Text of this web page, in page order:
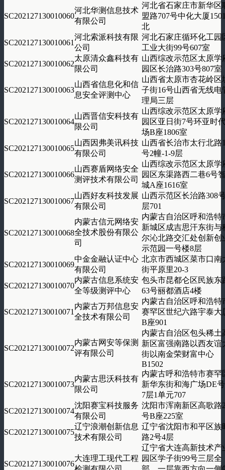
SC202127130010060
河北华测信息技术
有限公司
河北省石家庄市新华区
盟路707号中化大厦
北
SC202127130010061
河北索派科技有限
公司
河北石家庄循环化工园
工业大街99号607室
SC202127130010062
太原清众鑫科技有
限公司
山西综改示范区太原学
园区长治路303号807室
SC202127130010063
山西省信息化和信
息安全评测中心
山西省太原市杏花岭区
子街16号山西省无线电
理局三层
SC202127130010064
山西晋信安科技有
限公司
山西综改示范区太原学
园区亚日街7号环亚时
场B座1806室
SC202127130010065
山西因弗美讯科技
有限公司
山西省长治市太行北路
号2幢-1-9层
SC202127130010066
山西赛盾网络安全
测评技术有限公司
山西综改示范区太原学
园区东渠路西二巷6号
城A座1616室
SC202127130010067
山西好友科技发展
有限公司
山西示范区长治路308
层701
SC202127130010068
内蒙古信元网络安
全技术股份有限公
司
内蒙古自治区呼和浩特
新城区成吉思汗东街与
尔沁北路交汇处创新创
示范园一号楼8层
SC202127130010069
中金金融认证中心
有限公司
北京市西城区菜市口南
街平原里20-3
SC202127130010070
内蒙古信息系统安
全等级测评中心
包头市昆都仑区民族东
63号丽都酒店4楼
SC202127130010071
内蒙古万邦信息安
全技术有限公司
内蒙古自治区呼和浩特
赛罕区世纪六路宇泰大
B座901
SC202127130010072
内蒙古网安等保测
评有限公司
内蒙古自治区包头稀土
新区富强南路以西友谊
街以南金荣财富中心
B1502
SC202127130010073
内蒙古思沃科技有
限公司
内蒙古呼和浩特市赛罕
新华东街和海广场DE
7层1单元707
SC202127130010074
沈阳赛宝科技服务
有限公司
沈阳市浑南新区高歌路
号B座225室
SC202127130010075
辽宁浪潮创新信息
技术有限公司
辽宁省沈阳市和平区族
路2号4层
SC202127130010076
大连理工现代工程
辽宁省大连高新技术产
园区学子街99号三层全